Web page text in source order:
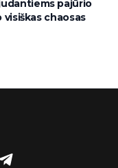
pajūrio
visiškas chaosas